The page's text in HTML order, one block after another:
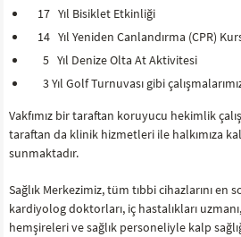
17 Yıl Bisiklet Etkinliği
14 Yıl Yeniden Canlandırma (CPR)
5 Yıl Denize Olta At Aktivitesi
3 Yıl Golf Turnuvası gibi
Vakfımız bir taraftan koruyucu hekimlik
taraftan da klinik hizmetleri ile halkımıza
sunmaktadır.
Sağlık Merkezimiz, tüm tıbbi cihazlarını
kardiyolog doktorları, iç hastalıkları
hemşireleri ve sağlık personeliyle kalp